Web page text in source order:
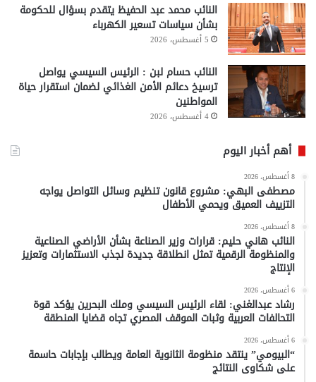
النائب محمد عبد الحفيظ يتقدم بسؤال للحكومة
بشأن سياسات تسعير الكهرباء
5 أغسطس، 2026
النائب حسام لبن : الرئيس السيسي يواصل
ترسيخ دعائم الأمن الغذائي لضمان استقرار حياة
المواطنين
4 أغسطس، 2026
أهم أخبار اليوم
8 أغسطس، 2026
مصطفى البهي: مشروع قانون تنظيم وسائل التواصل يواجه
التزييف العميق ويحمي الأطفال
8 أغسطس، 2026
النائب هاني حليم: قرارات وزير الصناعة بشأن الأراضي الصناعية
والمنظومة الرقمية تمثل انطلاقة جديدة لجذب الاستثمارات وتعزيز
الإنتاج
6 أغسطس، 2026
رشاد عبدالغني: لقاء الرئيس السيسي وملك البحرين يؤكد قوة
التحالفات العربية وثبات الموقف المصري تجاه قضايا المنطقة
6 أغسطس، 2026
“البيومي” ينتقد منظومة الثانوية العامة ويطالب بإجابات حاسمة
على شكاوى النتائج